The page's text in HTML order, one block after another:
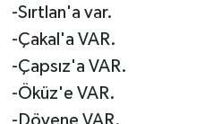
-Sırtlan'a var.
-Çakal'a VAR.
-Çapsız'a VAR.
-Öküz'e VAR.